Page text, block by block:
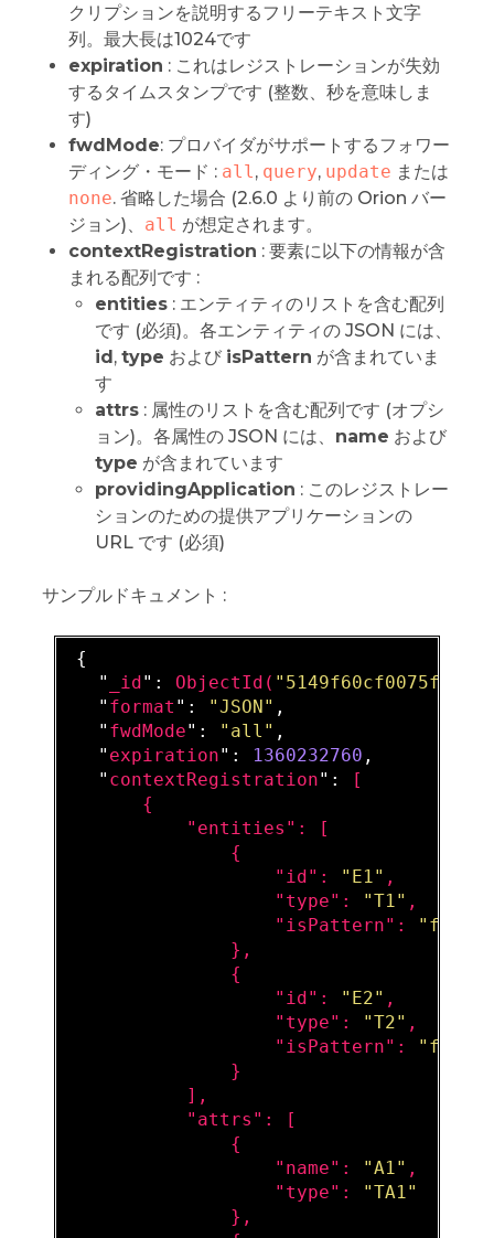
クリプションを説明するフリーテキスト文字
列。最大長は1024です
expiration : これはレジストレーションが失効
するタイムスタンプです (整数、秒を意味しま
す)
fwdMode: プロバイダがサポートするフォワー
ディング・モード : all , query, update または
none. 省略した場合 (2.6.0 より前の Orion バー
ジョン)、 all が想定されます。
contextRegistration : 要素に以下の情報が含
まれる配列です :
entities: エンティティのリストを含む配列
です (必須)。各エンティティの JSON には、
id, type および isPattern が含まれていま
す
attrs: 属性のリストを含む配列です (オプシ
ョン)。各属性の JSON には、 name および
type が含まれています
providingApplication : このレジストレー
ションのための提供アプリケーションの
URL です (必須)
サンプルドキュメント :
{
   "
_id": ObjectId(
   "
format ": "JSON" ,
   "
fwdMode": "all" ,
   "
expiration": 1360232760 ,
   "
contextRegistration":
[
       {
           "
entities ":
[
               {
                   "
id": "E1" ,
                   "
type": "T1" ,
                   "
isPattern":
"false"
},
               {
                   "
id": "E2" ,
                   "
type": "T2" ,
                   "
isPattern":
"false"
}
           ]
,
           "
attrs ":
[
               {
                   "
name": "A1" ,
                   "
type":
"TA1"
},